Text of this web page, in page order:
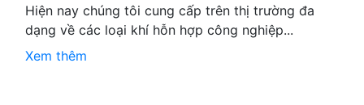
Hiện nay chúng tôi cung cấp trên thị trường đa
dạng về các loại khí hỗn hợp công nghiệp...
Xem thêm